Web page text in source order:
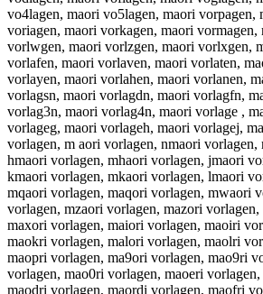
vo4lagen, maori vo5lagen, maori vorpagen,
voriagen, maori vorkagen, maori
vorlwgen, maori vorlzgen, maori vorlxgen,
vorlafen, maori vorlaven, maori vorlaten,
vorlayen, maori vorlahen, maori vorlanen,
vorlagsn, maori vorlagdn, maori vorlagfn,
vorlag3n, maori vorlag4n, maori vorlage ,
vorlageg, maori vorlageh, maori vorlagej,
vorlagen, m aori vorlagen, nmaori vorlagen,
hmaori vorlagen, mhaori vorlagen, jmaori
kmaori vorlagen, mkaori vorlagen, lmaori
mqaori vorlagen, maqori vorlagen, mwaori
vorlagen, mzaori vorlagen, mazori
maxori vorlagen, maiori vorlagen, maoiri
maokri vorlagen, malori vorlagen, maolri
maopri vorlagen, ma9ori vorlagen, mao9ri
vorlagen, mao0ri vorlagen, maoeri
maodri vorlagen, maordi vorlagen, maofri